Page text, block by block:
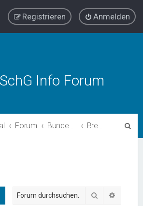
Anmelden
Registrieren
Info Forum
Forum Bundesländer - Umsetzung und Erfahrungen mit ProstSchG Bremen
Suche